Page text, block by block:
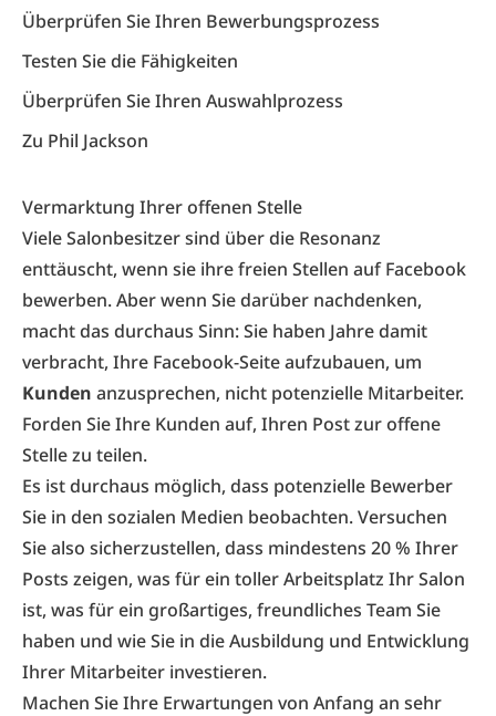
Überprüfen Sie Ihren Bewerbungsprozess
Testen Sie die Fähigkeiten
Überprüfen Sie Ihren Auswahlprozess
Zu Phil Jackson
Vermarktung Ihrer offenen Stelle
Viele Salonbesitzer sind über die Resonanz
enttäuscht, wenn sie ihre freien Stellen auf Facebook
bewerben. Aber wenn Sie darüber nachdenken,
macht das durchaus Sinn: Sie haben Jahre damit
verbracht, Ihre Facebook-Seite aufzubauen, um
Kunden anzusprechen, nicht potenzielle Mitarbeiter.
Forden Sie Ihre Kunden auf, Ihren Post zur offene
Stelle zu teilen.
Es ist durchaus möglich, dass potenzielle Bewerber
Sie in den sozialen Medien beobachten. Versuchen
Sie also sicherzustellen, dass mindestens 20 % Ihrer
Posts zeigen, was für ein toller Arbeitsplatz Ihr Salon
ist, was für ein großartiges, freundliches Team Sie
haben und wie Sie in die Ausbildung und Entwicklung
Ihrer Mitarbeiter investieren.
Machen Sie Ihre Erwartungen von Anfang an sehr